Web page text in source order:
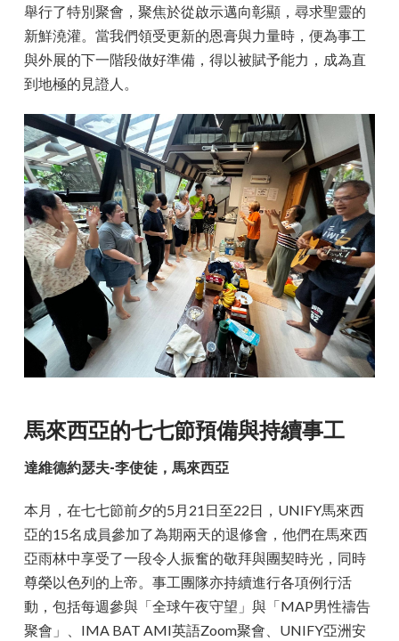
舉行了特別聚會，聚焦於從啟示邁向彰顯，尋求聖靈的
新鮮澆灌。當我們領受更新的恩膏與力量時，便為事工
與外展的下一階段做好準備，得以被賦予能力，成為直
到地極的見證人。
馬來西亞的七七節預備與持續事工
達維德約瑟夫-李使徒，馬來西亞
本月，在七七節前夕的5月21日至22日，UNIFY馬來西
亞的15名成員參加了為期兩天的退修會，他們在馬來西
亞雨林中享受了一段令人振奮的敬拜與團契時光，同時
尊榮以色列的上帝。事工團隊亦持續進行各項例行活
動，包括每週參與「全球午夜守望」與「MAP男性禱告
聚會」、IMA BAT AMI英語Zoom聚會、UNIFY亞洲安